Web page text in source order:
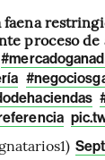
faena
proceso de